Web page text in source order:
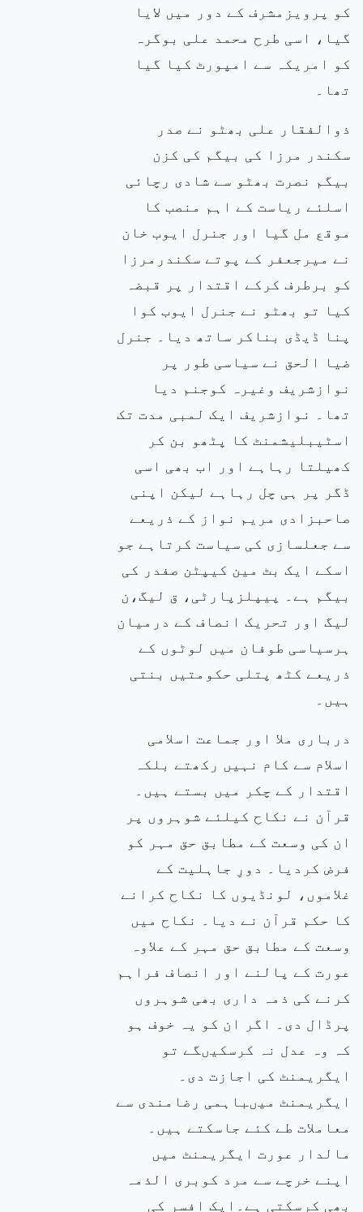
کو پرویزمشرف کے دور میں لایا
گیا، اسی طرح محمد علی بوگرہ
کو امریکہ سے امپورٹ کیا گیا
تھا۔
ذوالفقار علی بھٹو نے صدر
سکندر مرزا کی بیگم کی کزن
بیگم نصرت بھٹو سے شادی رچائی
اسلئے ریاست کے اہم منصب کا
موقع مل گیا اور جنرل ایوب خان
نے میرجعفر کے پوتے سکندرمرزا
کو برطرف کرکے اقتدار پر قبضہ
کیا تو بھٹو نے جنرل ایوب کوا
پنا ڈیڈی بناکر ساتھ دیا۔ جنرل
ضیا الحق نے سیاسی طور پر
نوازشریف وغیرہ کوجنم دیا
تھا۔ نوازشریف ایک لمبی مدت تک
اسٹیبلیشمنٹ کا پٹھو بن کر
کھیلتا رہاہے اور اب بھی اسی
ڈگر پر ہی چل رہاہے لیکن اپنی
صاحبزادی مریم نواز کے ذریعے
سے جعلسازی کی سیاست کرتاہے جو
اسکے ایک بٹ مین کیپٹن صفدر کی
بیگم ہے۔ پیپلزپارٹی، ق لیگ،ن
لیگ اور تحریک انصاف کے درمیان
ہرسیاسی طوفان میں لوٹوں کے
ذریعے کٹھ پتلی حکومتیں بنتی
ہیں۔
درباری ملا اور جماعت اسلامی
اسلام سے کام نہیں رکھتے بلکہ
اقتدار کے چکر میں بستے ہیں۔
قرآن نے نکاح کیلئے شوہروں پر
ان کی وسعت کے مطابق حق مہر کو
فرض کردیا۔ دورِ جاہلیت کے
غلاموں، لونڈیوں کا نکاح کرانے
کا حکم قرآن نے دیا۔ نکاح میں
وسعت کے مطابق حق مہر کے علاوہ
عورت کے پالنے اور انصاف فراہم
کرنے کی ذمہ داری بھی شوہروں
پرڈال دی۔ اگر ان کو یہ خوف ہو
کہ وہ عدل نہ کرسکیںگے تو
ایگریمنٹ کی اجازت دی۔
ایگریمنٹ میںباہمی رضامندی سے
معاملات طے کئے جاسکتے ہیں۔
مالدار عورت ایگریمنٹ میں
اپنے خرچے سے مرد کوبری الذمہ
بھی کرسکتی ہے۔ایک افسر کی